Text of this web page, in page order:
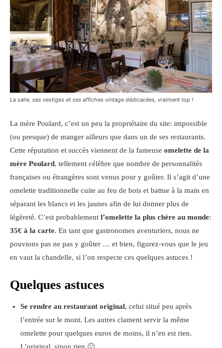
La salle, ses vestiges et ses affiches vintage dédicacées, vraiment top !
La mère Poulard, c’est un peu la propriétaire du site: impossible
(ou presque) de manger ailleurs que dans un de ses restaurants.
Cette réputation et succès viennent de la fameuse omelette de la
mère Poulard, tellement célèbre que nombre de personnalités
françaises ou étrangères sont venus pour y goûter. Il s’agit d’une
omelette traditionnelle cuite au feu de bois et battue à la main en
séparant les blancs et les jaunes afin de lui donner plus de
légèreté. C’est probablement l’omelette la plus chère au monde:
35€ à la carte. En tant que gastronomes aventuriers, nous ne
pouvions pas ne pas y goûter … et bien, figurez-vous que le jeu
en vaut la chandelle, si l’on respecte ces quelques astuces !
Quelques astuces
Se rendre au restaurant original, celui situé peu après
l’entrée sur le mont. Les autres clament servir la même
omelette pour quelques euros de moins, il n’en est rien.